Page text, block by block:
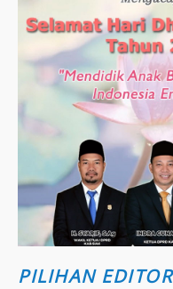
PILIHAN EDITOR